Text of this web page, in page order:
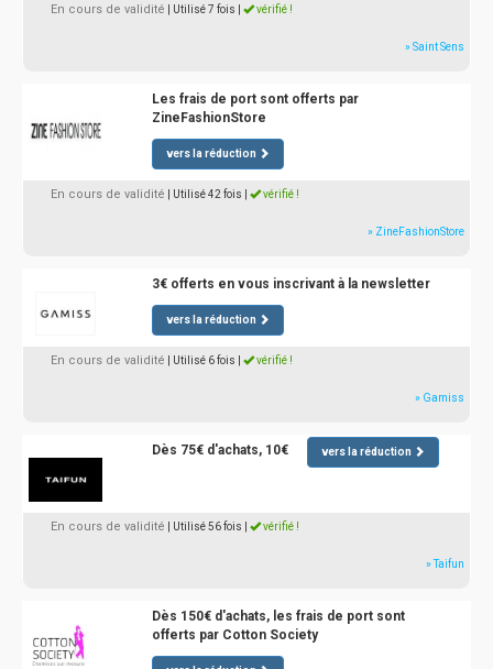
En cours de validité | Utilisé 7 fois vérifié !
» Saint Sens
Les frais de port sont offerts par
ZineFashionStore
vers la réduction
En cours de validité | Utilisé 42 fois vérifié !
» ZineFashionStore
3€ offerts en vous inscrivant à la newsletter
vers la réduction
En cours de validité | Utilisé 6 fois vérifié !
» Gamiss
Dès 75€ d'achats, 10€ vers la réduction
En cours de validité | Utilisé 56 fois vérifié !
» Taifun
Dès 150€ d'achats, les frais de port sont
offerts par Cotton Society